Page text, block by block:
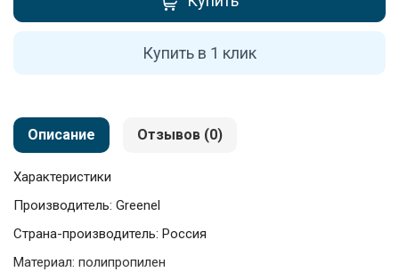
Купить в 1 клик
Описание Отзывов (0)
Характеристики
Производитель: Greenel
Страна-производитель: Россия
Материал: полипропилен